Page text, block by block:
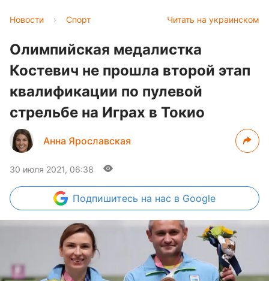
Читать на украинском
Новости › Спорт
Олимпийская медалистка
Костевич не прошла второй этап
квалификации по пулевой
стрельбе на Играх в Токио
Анна Ярославская
30 июля 2021, 06:38
Подпишитесь на нас в Google